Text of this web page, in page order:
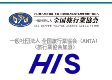
一般社団法人 全国旅行業協会（ANTA）
〈旅行業協会加盟〉